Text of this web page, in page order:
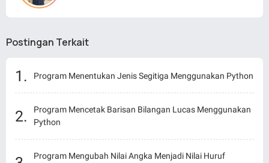
Postingan Terkait
Program Menentukan Jenis Segitiga Menggunakan Python
Program Mencetak Barisan Bilangan Lucas Menggunakan
Python
Program Mengubah Nilai Angka Menjadi Nilai Huruf